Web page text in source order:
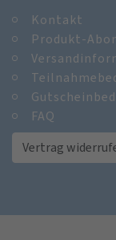
Kontakt
Produkt-
FAQ
Vertrag